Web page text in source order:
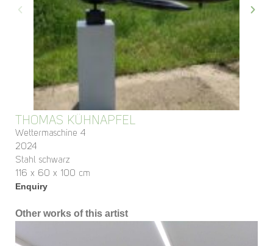
THOMAS KÜHNAPFEL
Wettermaschine 4
2024
Stahl schwarz
116 x 60 x 100 cm
Enquiry
Other works of this artist